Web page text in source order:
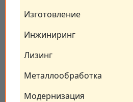
Изготовление
Инжиниринг
Лизинг
Металлообработка
Модернизация